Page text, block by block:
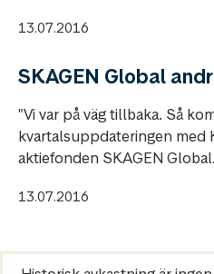
13.07.2016
SKAGEN Global
"Vi var på väg tillbaka. Så
kvartalsuppdateringen med
aktiefonden SKAGEN Global.
13.07.2016